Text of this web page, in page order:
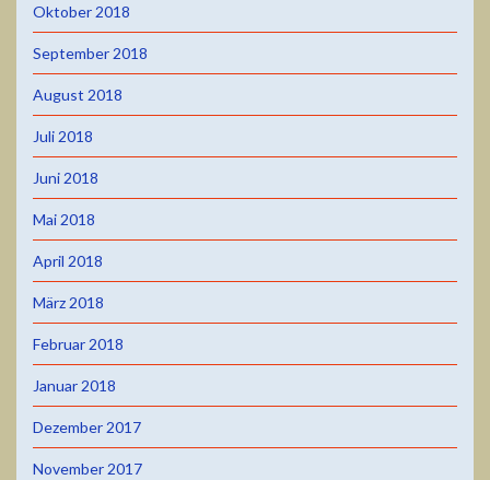
Oktober 2018
September 2018
August 2018
Juli 2018
Juni 2018
Mai 2018
April 2018
März 2018
Februar 2018
Januar 2018
Dezember 2017
November 2017